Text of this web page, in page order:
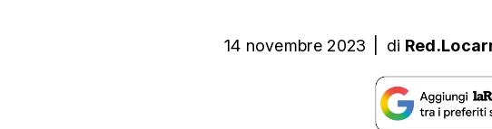
14 novembre 2023 di